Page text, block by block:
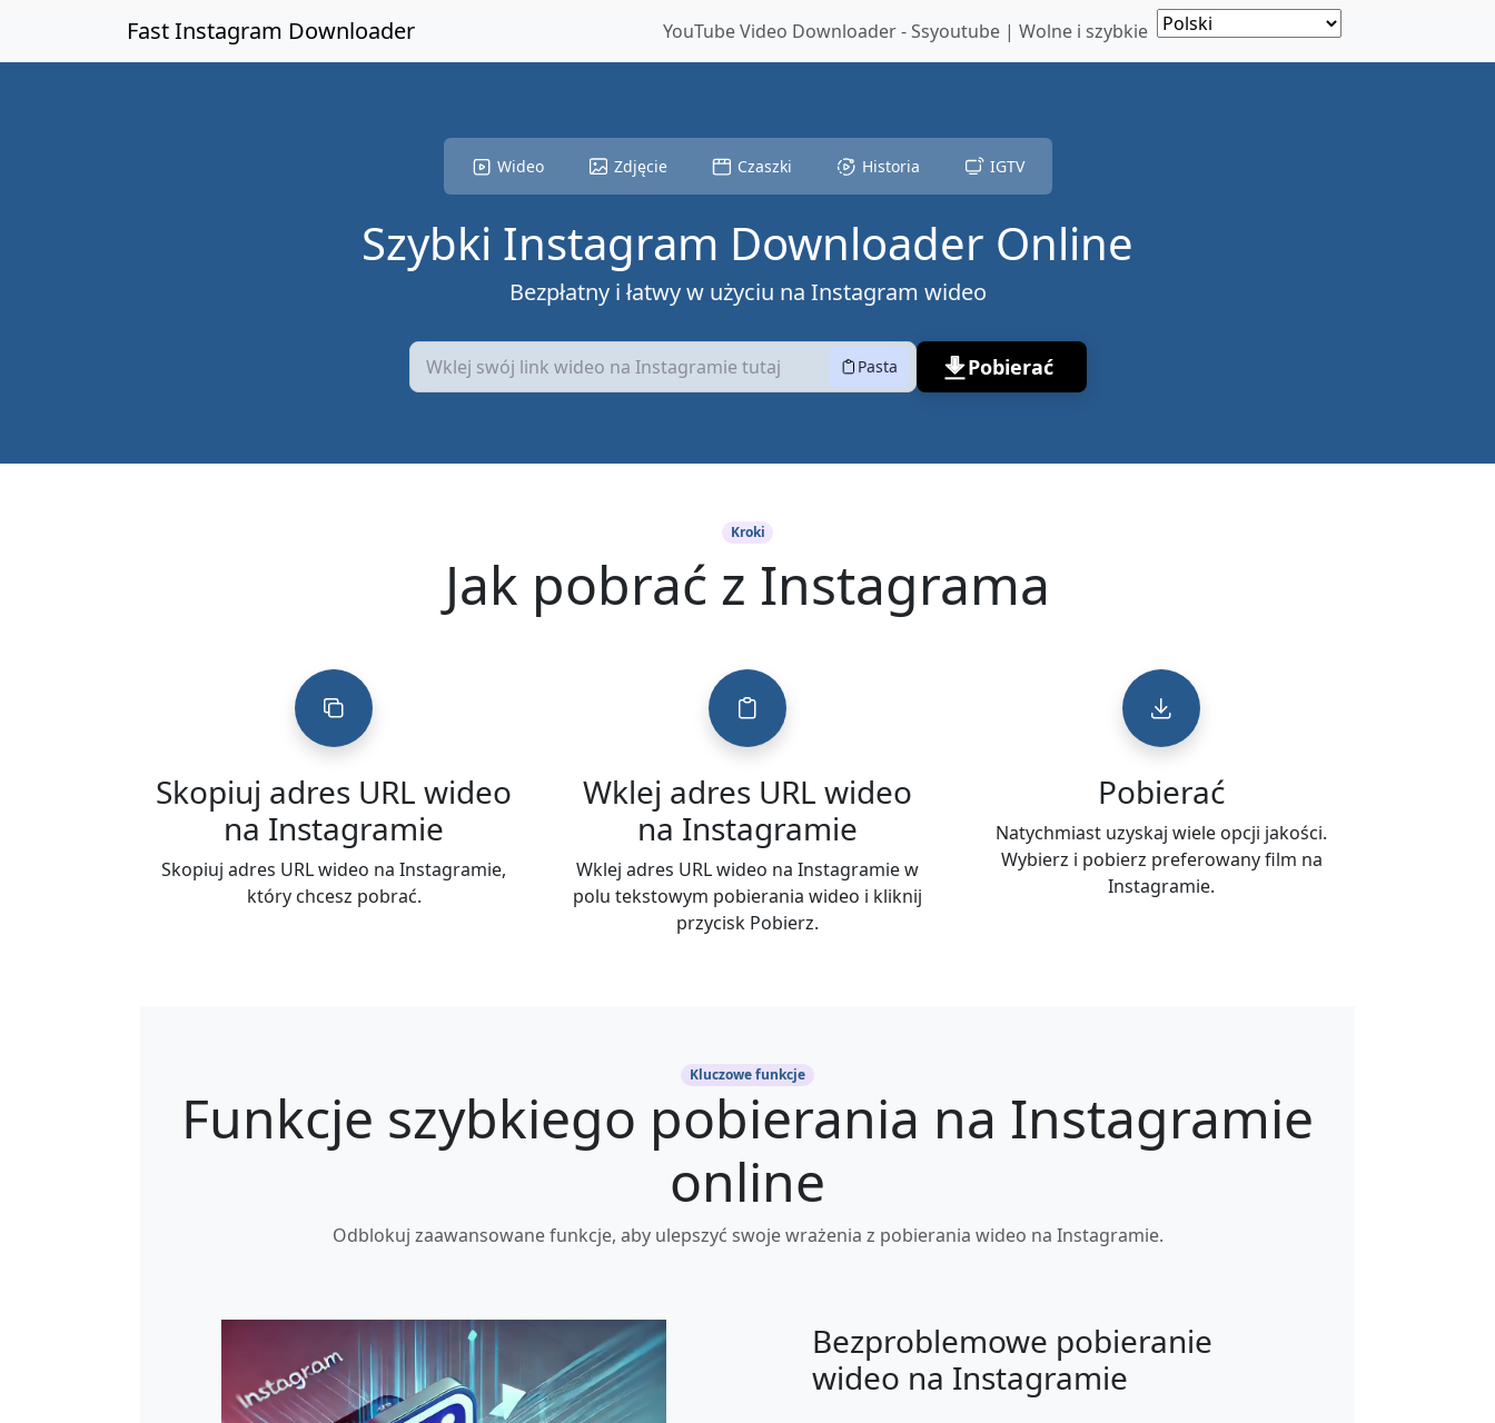
Fast Instagram Downloader YouTube Video Downloader - Ssyoutube | Wolne i szybkie
Wideo Zdjęcie Czaszki Historia IGTV
Szybki Instagram Downloader Online
Bezpłatny i łatwy w użyciu na Instagram wideo
Pasta Pobierać
Kroki
Jak pobrać z Instagrama
Skopiuj adres URL wideo
na Instagramie
Skopiuj adres URL wideo na Instagramie,
który chcesz pobrać.
Wklej adres URL wideo
na Instagramie
Wklej adres URL wideo na Instagramie w
polu tekstowym pobierania wideo i kliknij
przycisk Pobierz.
Pobierać
Natychmiast uzyskaj wiele opcji jakości.
Wybierz i pobierz preferowany film na
Instagramie.
Kluczowe funkcje
Funkcje szybkiego pobierania na Instagramie
online
Odblokuj zaawansowane funkcje, aby ulepszyć swoje wrażenia z pobierania wideo na Instagramie.
Bezproblemowe pobieranie
wideo na Instagramie